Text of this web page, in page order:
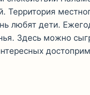
Территория
любят дети.
Здесь можно